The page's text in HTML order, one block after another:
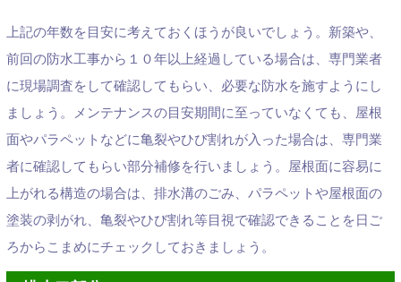
上記の年数を目安に考えておくほうが良いでしょう。新築や、
前回の防水工事から１０年以上経過している場合は、専門業者
に現場調査をして確認してもらい、必要な防水を施すようにし
ましょう。メンテナンスの目安期間に至っていなくても、屋根
面やパラペットなどに亀裂やひび割れが入った場合は、専門業
者に確認してもらい部分補修を行いましょう。屋根面に容易に
上がれる構造の場合は、排水溝のごみ、パラペットや屋根面の
塗装の剥がれ、亀裂やひび割れ等目視で確認できることを日ご
ろからこまめにチェックしておきましょう。